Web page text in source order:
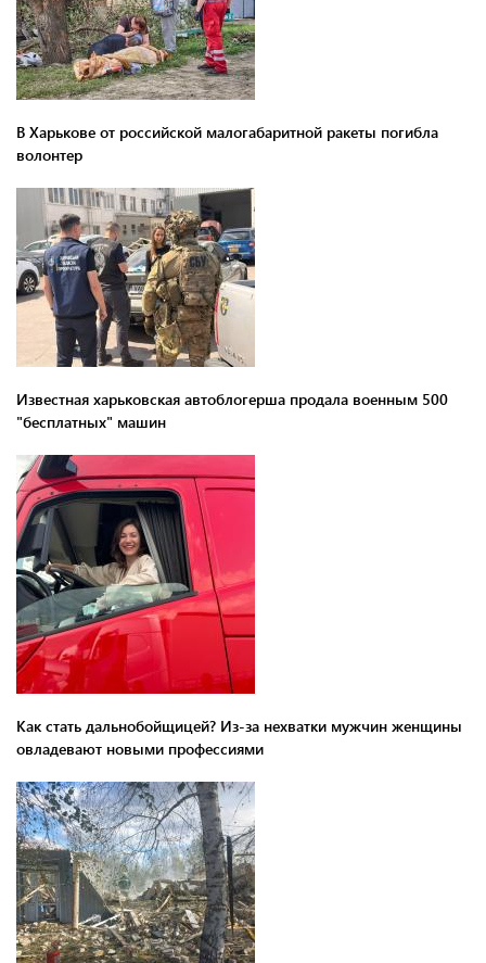
В Харькове от российской малогабаритной ракеты погибла
волонтер
Известная харьковская автоблогерша продала военным 500
"бесплатных" машин
Как стать дальнобойщицей? Из-за нехватки мужчин женщины
овладевают новыми профессиями